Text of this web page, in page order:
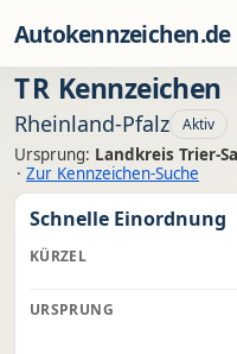
Autokennzeichen.de
TR Kennzeichen
Rheinland-Pfalz Aktiv
Ursprung: Landkreis Trier-
· Zur Kennzeichen-Suche
Schnelle Einordnung
KÜRZEL
URSPRUNG